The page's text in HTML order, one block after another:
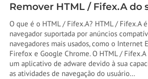
Remover HTML / Fifex.A do
O que é o HTML / Fifex.A? HTML / Fifex.A
navegador suportada por anúncios
navegadores mais usados, como o Internet
Firefox e Google Chrome. O HTML /
um aplicativo de adware devido à sua
as atividades de navegação do usuário…